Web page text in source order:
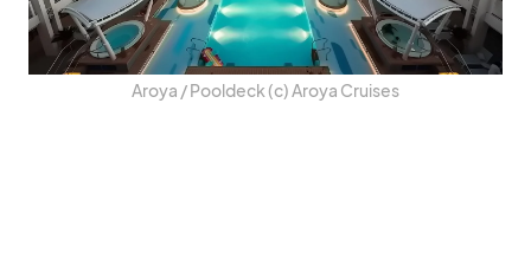
Aroya /​ Pool­deck (c) Aroya Crui­ses